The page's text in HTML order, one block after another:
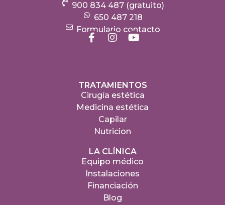
900 834 487 (gratuito)
650 487 218
Formulario contacto
TRATAMIENTOS
Cirugía estética
Medicina estética
Capilar
Nutricion
LA CLÍNICA
Equipo médico
Instalaciones
Financiación
Blog